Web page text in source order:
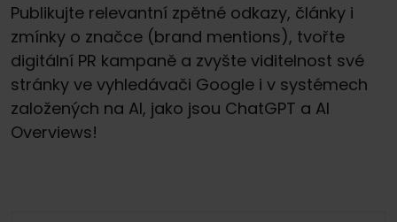
Publikujte relevantní zpětné odkazy, články i
zmínky o značce (brand mentions), tvořte
digitální PR kampaně a zvyšte viditelnost své
stránky ve vyhledávači Google i v systémech
založených na AI, jako jsou ChatGPT a AI
Overviews!